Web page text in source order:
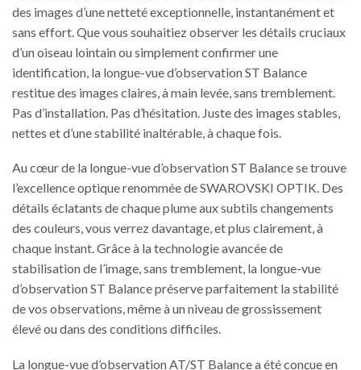
des images d’une netteté exceptionnelle, instantanément et
sans effort. Que vous souhaitiez observer les détails cruciaux
d’un oiseau lointain ou simplement confirmer une
identification, la longue-vue d’observation ST Balance
restitue des images claires, à main levée, sans tremblement.
Pas d’installation. Pas d’hésitation. Juste des images stables,
nettes et d’une stabilité inaltérable, à chaque fois.
Au cœur de la longue-vue d’observation ST Balance se trouve
l’excellence optique renommée de SWAROVSKI OPTIK. Des
détails éclatants de chaque plume aux subtils changements
des couleurs, vous verrez davantage, et plus clairement, à
chaque instant. Grâce à la technologie avancée de
stabilisation de l’image, sans tremblement, la longue-vue
d’observation ST Balance préserve parfaitement la stabilité
de vos observations, même à un niveau de grossissement
élevé ou dans des conditions difficiles.
La longue-vue d’observation AT/ST Balance a été conçue en